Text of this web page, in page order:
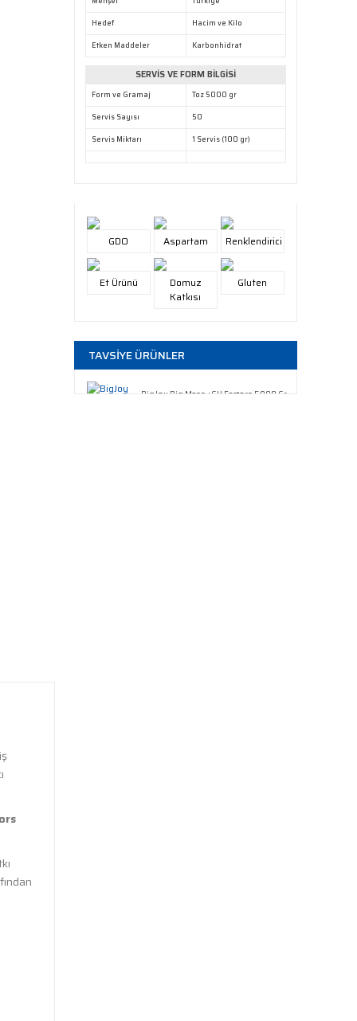
Hedef
Hacim ve Kilo
Etken Maddeler
Karbonhidrat
SERVİS VE FORM BİLGİSİ
Form ve Gramaj
Toz 5000 gr
Servis Sayısı
50
Servis Miktarı
1 Servis (100 gr)
GDO Aspartam Renklendirici
Et Ürünü
Domuz
Katkısı
Gluten
TAVSİYE ÜRÜNLER
BigJoy Big Mass +GH Factors 5000 Gr